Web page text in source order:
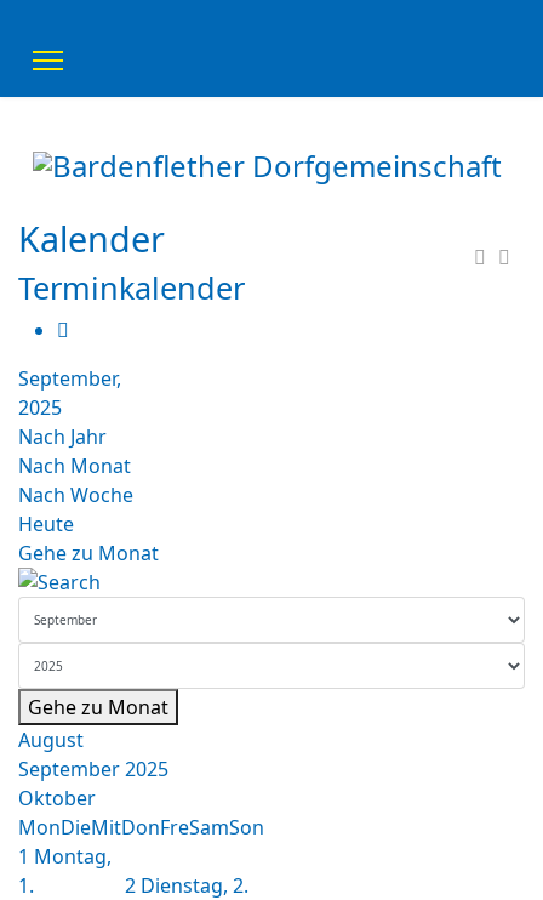
Kalender
Terminkalender
September,
2025
Nach Jahr
Nach Monat
Nach Woche
Heute
Gehe zu Monat
Gehe zu Monat
August
September 2025
Oktober
MonDieMitDonFreSamSon
1 Montag,
1.
2 Dienstag, 2.